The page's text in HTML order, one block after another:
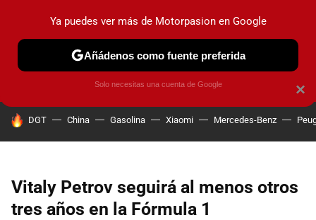
PRUEBAS COCHES ELÉCTRICOS OBSERVATORIO
HOY SE HABLA DE
DGT China Gasolina Xiaomi Mercedes-Benz
Vitaly Petrov seguirá al menos otros
tres años en la Fórmula 1
×
Ya puedes ver más de Motorpasion en Google
Añádenos como fuente preferida
Solo necesitas una cuenta de Google